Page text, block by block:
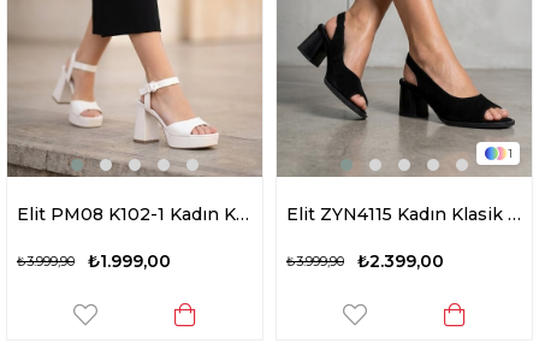
Elit PM08 K102-1 Kadın Klasik Topuklu Ayakkabı Sedef
₺1.999,00
₺3.999,90
1
Elit ZYN4115 Kadın Klasik Topuklu Ayakkabı Siyah
₺2.399,00
₺3.999,90